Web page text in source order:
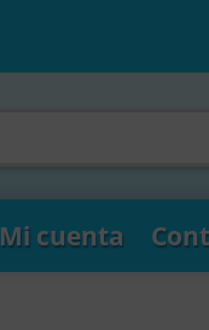
Mi cuenta